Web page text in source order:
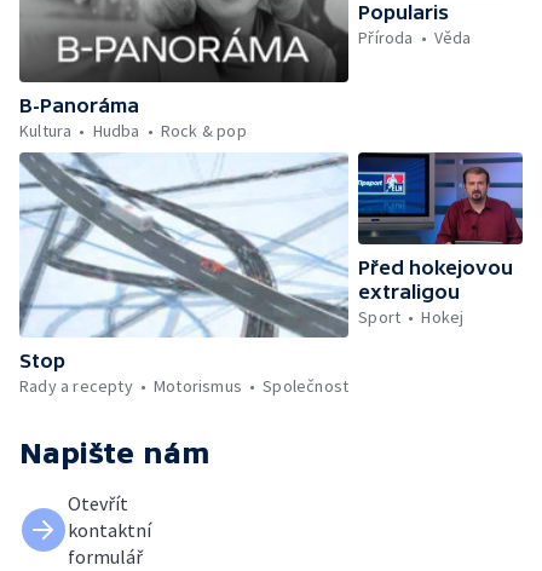
B-Panoráma
Kultura
Hudba Rock & pop
Popularis
Příroda
Věda
Stop
Rady a recepty
Motorismus Společnost
Před hokejovou
extraligou
Sport
Hokej
Napište nám
Otevřít
kontaktní
formulář